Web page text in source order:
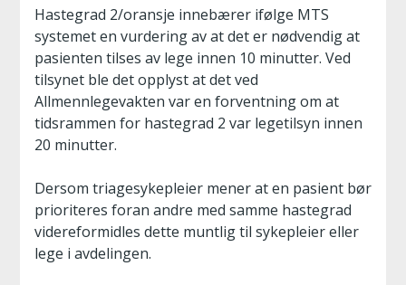
Hastegrad 2/oransje innebærer ifølge MTS
systemet en vurdering av at det er nødvendig at
pasienten tilses av lege innen 10 minutter. Ved
tilsynet ble det opplyst at det ved
Allmennlegevakten var en forventning om at
tidsrammen for hastegrad 2 var legetilsyn innen
20 minutter.
Dersom triagesykepleier mener at en pasient bør
prioriteres foran andre med samme hastegrad
videreformidles dette muntlig til sykepleier eller
lege i avdelingen.